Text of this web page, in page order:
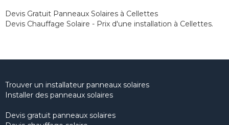
Devis Gratuit Panneaux Solaires à Cellettes
Devis Chauffage Solaire - Prix d'une installation à Cellettes.
Trouver un installateur panneaux solaires
Installer des panneaux solaires
Devis gratuit panneaux solaires